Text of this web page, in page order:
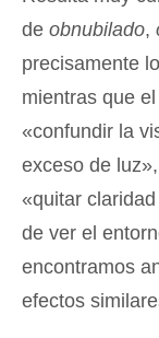
de obnubilado,
precisamente
mientras que
«confundir la
exceso de
«quitar
de ver el
encontramos
efectos